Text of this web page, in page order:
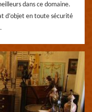
dans ce domaine.
d’objet en toute sécurité